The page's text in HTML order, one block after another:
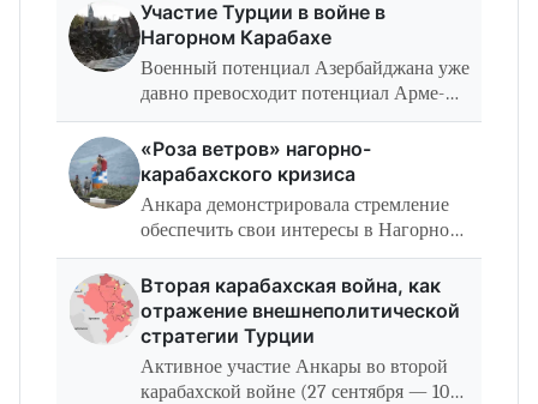
возможностями БЛА, что, безусловно,
является новой характе­ристикой
гибридной войны, которая во…
Участие Турции в войне в
Нагорном Карабахе
Военный потенциал Азербайджана уже
давно превосходит потенциал Арме­
нии. С начала 1990-х гг., то есть со
времен первой карабахской войны,
Азер­байджан усиленно инвестировал…
«Роза ветров» нагорно-
карабахского кризиса
Анкара демонстрировала стремление
обеспечить свои интересы в Нагорном
Карабахе, одновременно добиваясь от
Москвы большего пространства для ма­
невра в других регионах. Логика…
Вторая карабахская война, как
отражение внешнеполитической
стратегии Турции
Активное участие Анкары во второй
карабахской войне (27 сентября — 10